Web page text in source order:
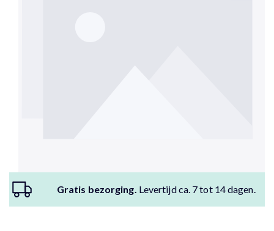
Gratis bezorging. Levertijd ca. 7 tot 14 dagen.